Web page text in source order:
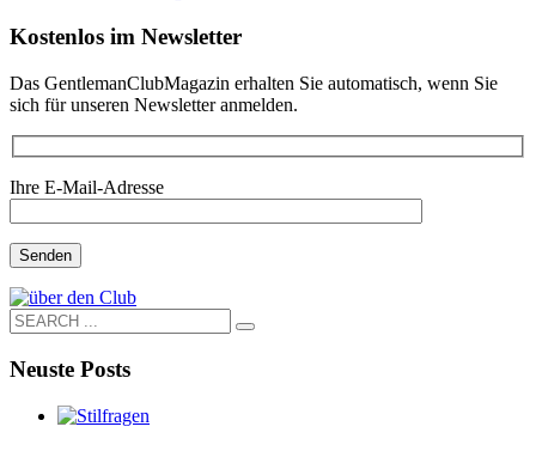
Kostenlos im Newsletter
Das GentlemanClubMagazin erhalten Sie automatisch, wenn Sie
sich für unseren Newsletter anmelden.
Ihre E-Mail-Adresse
Neuste Posts